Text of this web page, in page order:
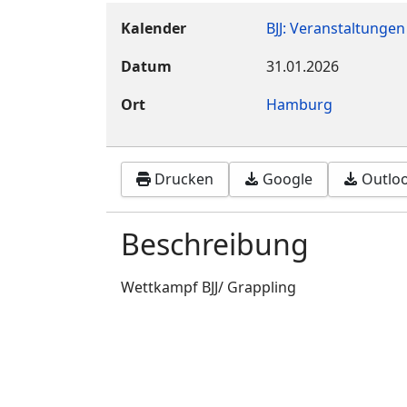
Kalender
BJJ: Veranstaltungen
Datum
31.01.2026
Ort
Hamburg
Drucken Google
Beschreibung
Wettkampf BJJ/ Grappling